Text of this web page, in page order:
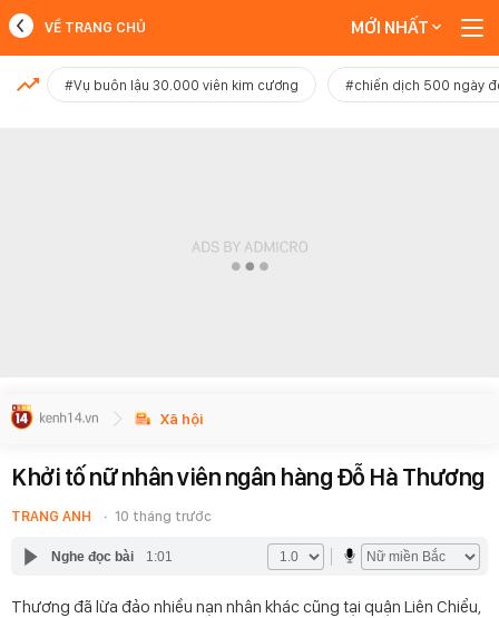
MỚI NHẤT
VỀ TRANG CHỦ MỚI NHẤT
#Vụ buôn lậu 30.000 viên kim cương #chiến dịch 500 ngày
Xã hội
Khởi tố nữ nhân viên ngân hàng Đỗ Hà Thương
TRANG ANH 10 tháng trước
Nghe đọc bài 1:01
Thương đã lừa đảo nhiều nạn nhân khác cũng tại quận Liên Chiểu,